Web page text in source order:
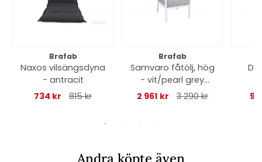
Brafab
Naxos vilsängsdyna
- antracit
734 kr
815 kr
Brafab
Samvaro fåtölj, hög
- vit/pearl grey
dyna
2 961 kr 3 290 kr
Andra köpte även